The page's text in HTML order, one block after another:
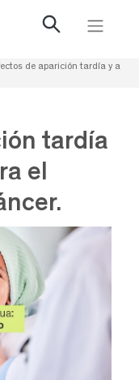
de aparición tardía y a
tardía
el